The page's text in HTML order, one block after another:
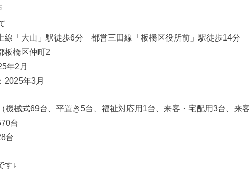
線「大山」駅徒歩6分 都営三田線「板橋区役所前」駅徒歩14分
板橋区仲町2
年2月
2025年3月
機械式69台、平置き5台、福祉対応用1台、来客・宅配用3台、来客
台
台
す↓